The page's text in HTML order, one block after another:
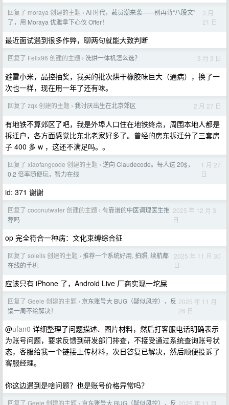
回复了 moraya 创建的主题 › AI 时代，裁员潮来袭——别再背“八股文”
了，用 Moraya 优雅拿下心仪 Offer！
3 月
21 日
最近面试遇到很多作弊，聊两句就能大致判断
回复了 Felix96 创建的主题 › 洗烘一体机怎么选？ 3 月 3 日
避雷小米，品控抽奖，我买的批次烘干橡胶味巨大（通病），换了一
次也一样，现在用一年了还有味。
回复了 zqx 创建的主题 › 我讨厌出生在北京郊区 2 月 27 日
有地铁不算郊区了吧，我是外埠人口住在地铁终点，周围本地人都是
拆迁户，各方面感觉比东北老家好多了。曾经的房东拆迁分了三套房
子 400 多 w ，这还不满足吗。。
回复了 xiaofangcode 创建的主题 › 逆向 Claudecode。每人送 20$，
0.2 倍率随便玩，智力在线
1 月 27
日
id: 371 谢谢
回复了 coconutwater 创建的主题 › 有靠谱的中医调理医生推
荐吗
2025 年 12 月 3
日
op 完全符合一种病：文化束缚综合征
回复了 soleils 创建的主题 › 推荐一个系统好用, 拍照, 续航都
在线的手机
2025 年 11 月 30
日
应该只有 iPhone 了，Android Live 厂商实现一坨屎
回复了 Geele 创建的主题 › 京东账号大 BUG（疑似风控），反
馈一周不给解决！
2025 年 11 月
26 日
@ufan0 详细整理了问题描述、图片材料，然后打客服电话明确表示
为账号问题，要求反馈到研发部门排查，不接受通过系统查询账号状
态，客服给我一个链接上传材料，次日答复已解决，然后顺便投诉了
客服经理。
你这边遇到是啥问题？也是账号价格异常吗？
回复了 Geele 创建的主题 › 京东账号大 BUG（疑似风控），反 2025 年 11 月